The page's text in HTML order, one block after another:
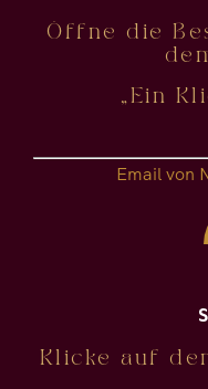
Öffne die
„Ein
Email von
Klicke auf